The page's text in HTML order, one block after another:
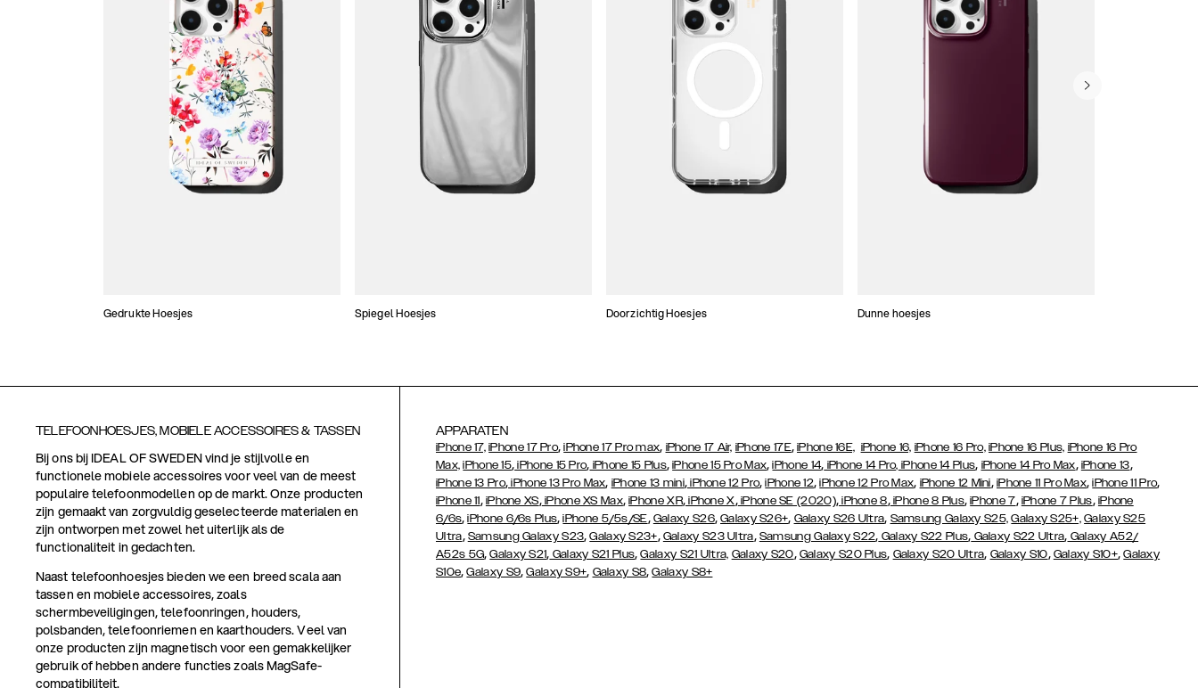
Gedrukte Hoesjes Spiegel Hoesjes Doorzichtig Hoesjes Dunne hoesjes
TELEFOONHOESJES, MOBIELE ACCESSOIRES & TASSEN
Bij ons bij IDEAL OF SWEDEN vind je stijlvolle en
functionele mobiele accessoires voor veel van de meest
populaire telefoonmodellen op de markt. Onze producten
zijn gemaakt van zorgvuldig geselecteerde materialen en
zijn ontworpen met zowel het uiterlijk als de
functionaliteit in gedachten.
Naast telefoonhoesjes bieden we een breed scala aan
tassen en mobiele accessoires, zoals
schermbeveiligingen, telefoonringen, houders,
polsbanden, telefoonriemen en kaarthouders. Veel van
onze producten zijn magnetisch voor een gemakkelijker
gebruik of hebben andere functies zoals MagSafe-
compatibiliteit.
APPARATEN
iPhone 17, iPhone 17 Pro,iPhone 17 Pro max, iPhone 17 Air, iPhone 17E,iPhone 16E, iPhone 16, iPhone 16 Pro, iPhone 16 Plus, iPhone 16 Pro
Max, iPhone 15, iPhone 15 Pro, iPhone 15 Plus,iPhone 15 Pro Max,iPhone 14, iPhone 14 Pro, iPhone 14 Plus, iPhone 14 Pro Max, iPhone 13,
iPhone 13 Pro, iPhone 13 Pro Max, iPhone 13 mini,iPhone 12 Pro,iPhone 12,iPhone 12 Pro Max, iPhone 12 Mini, iPhone 11 Pro Max,iPhone 11 Pro,
iPhone 11, iPhone XS,iPhone XS Max,iPhone XR,iPhone X,iPhone SE (2020),iPhone 8,iPhone 8 Plus,iPhone 7, iPhone 7 Plus, iPhone
6/6s,iPhone 6/6s Plus,iPhone 5/5s/SE, Galaxy S26,Galaxy S26+, Galaxy S26 Ultra, Samsung Galaxy S25, Galaxy S25+, Galaxy S25
Ultra, Samsung Galaxy S23,Galaxy S23+, Galaxy S23 Ultra, Samsung Galaxy S22, Galaxy S22 Plus, Galaxy S22 Ultra, Galaxy A52/
A52s 5G,Galaxy S21, Galaxy S21 Plus,Galaxy S21 Ultra, Galaxy S20, Galaxy S20 Plus, Galaxy S20 Ultra, Galaxy S10, Galaxy S10+,Galaxy
S10e,Galaxy S9,Galaxy S9+, Galaxy S8,Galaxy S8+